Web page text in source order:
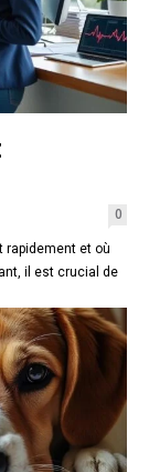
0
rapidement et où
il est crucial de